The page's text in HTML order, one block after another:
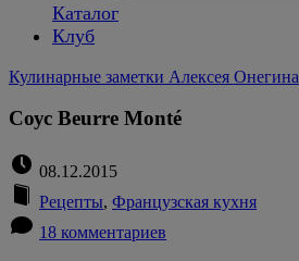
Каталог
Клуб
Кулинарные заметки Алексея Онегина
Соус Beurre Monté
08.12.2015
Рецепты, Французская кухня
18 комментариев